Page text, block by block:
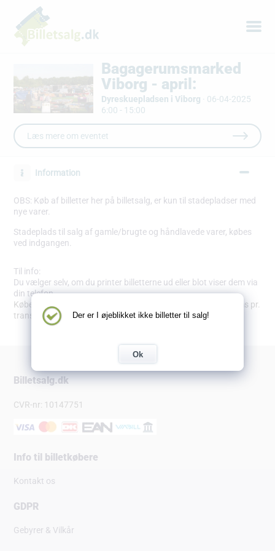
Bagagerumsmarked
Viborg - april:
Dyreskuepladsen i Viborg · 06-04-2025
6:00 - 15:00
Læs mere om eventet
Information
OBS: Køb af billetter her på billetsalg, er kun til stadepladser med
nye varer.
Stadeplads til salg af gamle/brugte og håndlavede varer, købes
ved indgangen.
Til info:
Du vælger selv, om du printer billetterne ud eller blot viser dem via
din telefon.
Købet bliver pålagt en adm. omkostning på 9,89 kr. inkl. moms pr.
transaktion.
Der er I øjeblikket ikke billetter til salg!
Ok
Billetsalg.dk
CVR-nr: 10147751
Info til billetkøbere
Kontakt os
GDPR
Gebyrer & Vilkår